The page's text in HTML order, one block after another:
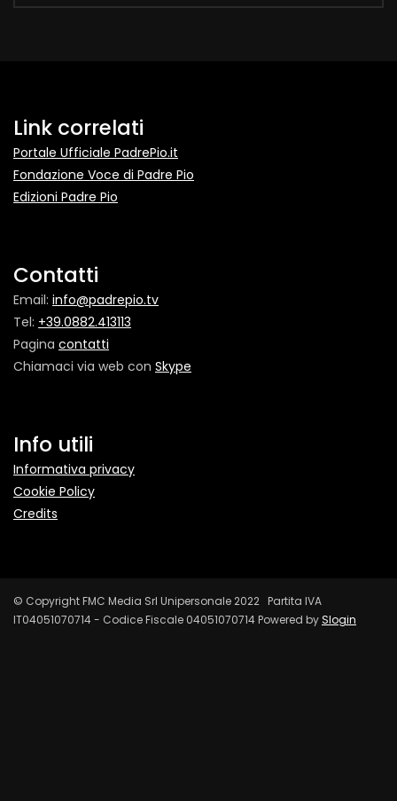
Link correlati
Portale Ufficiale PadrePio.it
Fondazione Voce di Padre Pio
Edizioni Padre Pio
Contatti
Email: info@padrepio.tv
Tel: +39.0882.413113
Pagina contatti
Chiamaci via web con Skype
Info utili
Informativa privacy
Cookie Policy
Credits
© Copyright FMC Media Srl Unipersonale 2022 Partita IVA
IT04051070714 - Codice Fiscale 04051070714 Powered bySlogin